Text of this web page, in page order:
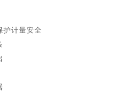
计量安全